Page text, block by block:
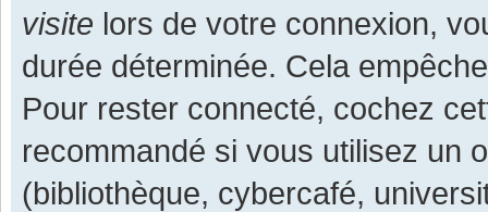
visite lors de votre connexion,
durée déterminée. Cela
Pour rester connecté, cochez
recommandé si vous utilisez un
(bibliothèque, cybercafé,